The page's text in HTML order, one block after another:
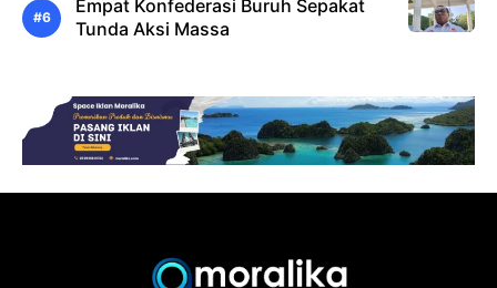
Empat Konfederasi Buruh Sepakat
Tunda Aksi Massa